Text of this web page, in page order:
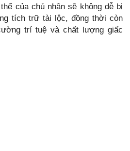
của chủ nhân sẽ không dễ bị
tích trữ tài lộc, đồng thời còn
trí tuệ và chất lượng giấc